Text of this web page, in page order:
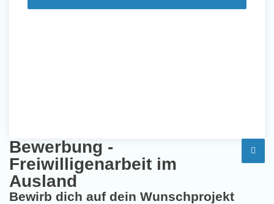
Bewerbung -
Freiwilligenarbeit im
Ausland
Bewirb dich auf dein Wunschprojekt